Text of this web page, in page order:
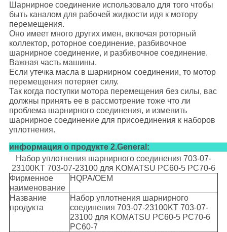
Шарнирное соединение использовало для того чтобы
быть каналом для рабочей жидкости идя к мотору
перемещения.
Оно имеет много других имен, включая роторный
коллектор, роторное соединение, разбивочное
шарнирное соединение, и разбивочное соединение.
Важная часть машины.
Если утечка масла в шарнирном соединении, то мотор
перемещения потеряет силу.
Так когда поступки мотора перемещения без силы, вас
должны принять ее в рассмотрение тоже что ли
проблема шарнирного соединения, и изменить
шарнирное соединение для присоединения к наборов
уплотнения.
информация о продукте 2.General:
Набор уплотнения шарнирного соединения 703-07-
23100KT 703-07-23100 для KOMATSU PC60-5 PC70-6
Фирменное
наименование
HQPA/OEM
Название
продукта
Набор уплотнения шарнирного
соединения 703-07-23100KT 703-07-
23100 для KOMATSU PC60-5 PC70-6
PC60-7